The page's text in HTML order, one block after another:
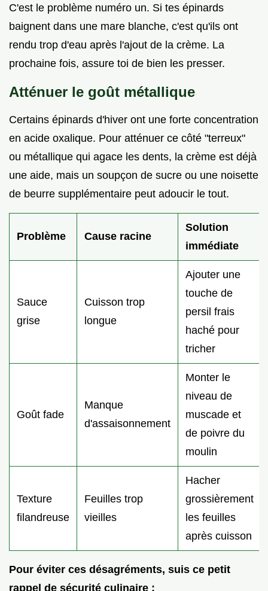
C'est le problème numéro un. Si tes épinards
baignent dans une mare blanche, c'est qu'ils ont
rendu trop d'eau après l'ajout de la crème. La
prochaine fois, assure toi de bien les presser.
Atténuer le goût métallique
Certains épinards d'hiver ont une forte concentration
en acide oxalique. Pour atténuer ce côté "terreux"
ou métallique qui agace les dents, la crème est déjà
une aide, mais un soupçon de sucre ou une noisette
de beurre supplémentaire peut adoucir le tout.
Problème Cause racine
Solution
immédiate
Sauce
grise
Cuisson trop
longue
Ajouter une
touche de
persil frais
haché pour
tricher
Goût fade
Manque
d'assaisonnement
Monter le
niveau de
muscade et
de poivre du
moulin
Texture
filandreuse
Feuilles trop
vieilles
Hacher
grossièrement
les feuilles
après cuisson
Pour éviter ces désagréments, suis ce petit
rappel de sécurité culinaire :